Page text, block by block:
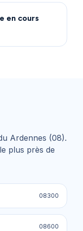
en cours
Ardennes (08).
plus près de
08300
08600